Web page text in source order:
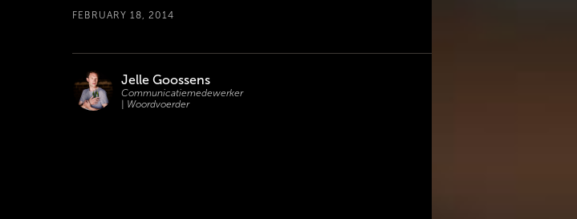
FEBRUARY 18, 2014
Jelle Goossens
Communicatiemedewerker
| Woordvoerder